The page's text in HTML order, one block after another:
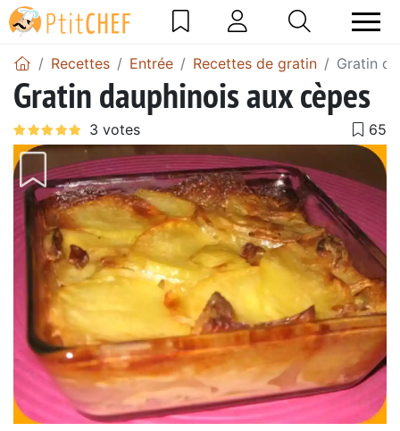
Recettes Entrée Recettes de gratin Gratin
Gratin dauphinois aux cèpes